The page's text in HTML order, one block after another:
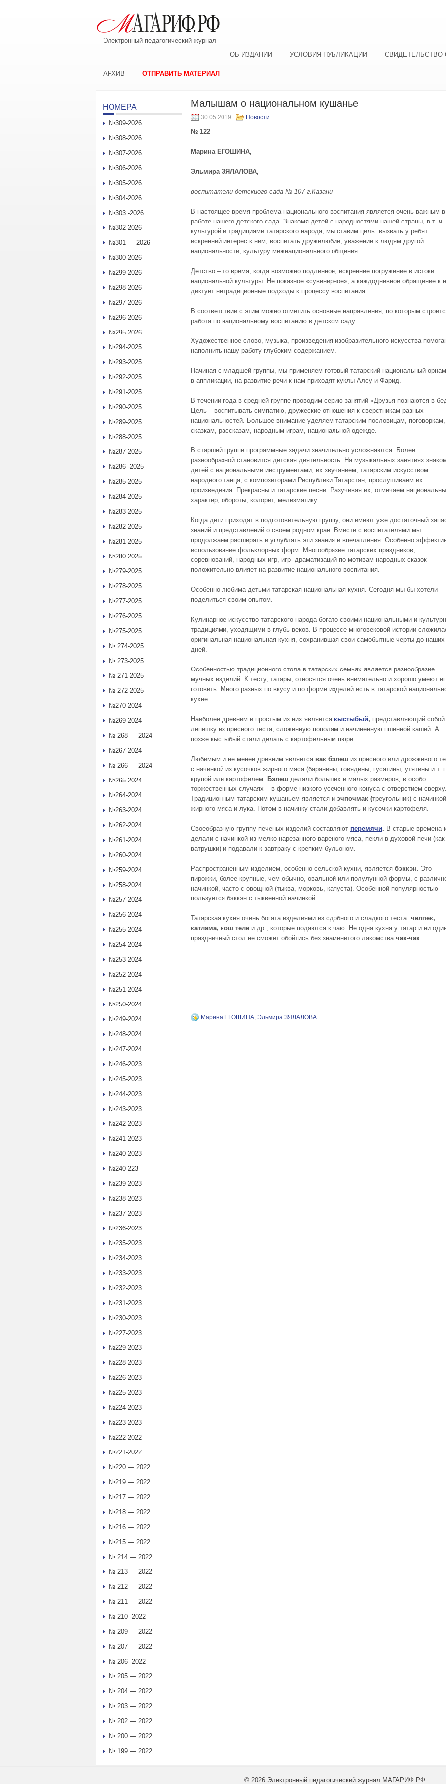
Электронный педагогический журнал
ОБ ИЗДАНИИ
УСЛОВИЯ ПУБЛИКАЦИИ СВИДЕТЕЛЬСТВО
АРХИВ ОТПРАВИТЬ МАТЕРИАЛ
Малышам о национальном кушанье
30.05.2019 Новости
№ 122
Марина ЕГОШИНА,
Эльмира ЗЯЛАЛОВА,
воспитатели детскиого сада № 107 г.Казани
В настоящее время проблема национального воспитания является очень важным в
работе нашего детского сада. Знакомя детей с народностями нашей страны, в т. ч.
культурой и традициями татарского народа, мы ставим цель: вызвать у ребят
искренний интерес к ним, воспитать дружелюбие, уважение к людям другой
национальности, культуру межнационального общения.
Детство – то время, когда возможно подлинное, искреннее погружение в истоки
национальной культуры. Не показное «сувенирное», а каждодневное обращение к
диктует нетрадиционные подходы к процессу воспитания.
В соответствии с этим можно отметить основные направления, по которым
работа по национальному воспитанию в детском саду.
Художественное слово, музыка, произведения изобразительного искусства
наполнить нашу работу глубоким содержанием.
Начиная с младшей группы, мы применяем готовый татарский национальный
в аппликации, на развитие речи к нам приходят куклы Алсу и Фарид.
В течении года в средней группе проводим серию занятий «Друзья познаются в
Цель – воспитывать симпатию, дружеские отношения к сверстникам разных
национальностей. Большое внимание уделяем татарским пословицам, поговоркам,
сказкам, рассказам, народным играм, национальной одежде.
В старшей группе программные задачи значительно усложняются. Более
разнообразной становится детская деятельность. На музыкальных занятиях
детей с национальными инструментами, их звучанием; татарским искусством
народного танца; с композиторами Республики Татарстан, прослушиваем их
произведения. Прекрасны и татарские песни. Разучивая их, отмечаем
характер, обороты, колорит, мелизматику.
Когда дети приходят в подготовительную группу, они имеют уже достаточный
знаний и представлений о своем родном крае. Вместе с воспитателями мы
продолжаем расширять и углублять эти знания и впечатления. Особенно
использование фольклорных форм. Многообразие татарских праздников,
соревнований, народных игр, игр- драматизаций по мотивам народных сказок
положительно влияет на развитие национального воспитания.
Особенно любима детьми татарская национальная кухня. Сегодня мы бы хотели
поделиться своим опытом.
Кулинарное искусство татарского народа богато своими национальными и
традициями, уходящими в глубь веков. В процессе многовековой истории
оригинальная национальная кухня, сохранившая свои самобытные черты до наших
дней.
Особенностью традиционного стола в татарских семьях является разнообразие
мучных изделий. К тесту, татары, относятся очень внимательно и хорошо умеют
готовить. Много разных по вкусу и по форме изделий есть в татарской
кухне.
Наиболее древним и простым из них является кыстыбый, представляющий собой
лепешку из пресного теста, сложенную пополам и начиненную пшенной кашей. А
позже кыстыбый стали делать с картофельным пюре.
Любимым и не менее древним является вак бэлеш из пресного или дрожжевого
с начинкой из кусочков жирного мяса (баранины, говядины, гусятины, утятины и т.
крупой или картофелем. Бэлеш делали больших и малых размеров, в особо
торжественных случаях – в форме низкого усеченного конуса с отверстием сверху.
Традиционным татарским кушаньем является и эчпочмак (треугольник) с
жирного мяса и лука. Потом в начинку стали добавлять и кусочки картофеля.
Своеобразную группу печеных изделий составляют перемячи. В старые времена
делали с начинкой из мелко нарезанного вареного мяса, пекли в духовой печи (как
ватрушки) и подавали к завтраку с крепким бульоном.
Распространенным изделием, особенно сельской кухни, является бэккэн. Это
пирожки, более крупные, чем обычно, овальной или полулунной формы, с
начинкой, часто с овощной (тыква, морковь, капуста). Особенной популярностью
пользуется бэккэн с тыквенной начинкой.
Татарская кухня очень богата изделиями из сдобного и сладкого теста: челпек,
катлама, кош теле и др., которые подаются к чаю. Не одна кухня у татар и ни
праздничный стол не сможет обойтись без знаменитого лакомства чак-чак.
Марина ЕГОШИНА, Эльмира ЗЯЛАЛОВА
НОМЕРА
№309-2026
№308-2026
№307-2026
№306-2026
№305-2026
№304-2026
№303 -2026
№302-2026
№301 — 2026
№300-2026
№299-2026
№298-2026
№297-2026
№296-2026
№295-2026
№294-2025
№293-2025
№292-2025
№291-2025
№290-2025
№289-2025
№288-2025
№287-2025
№286 -2025
№285-2025
№284-2025
№283-2025
№282-2025
№281-2025
№280-2025
№279-2025
№278-2025
№277-2025
№276-2025
№275-2025
№ 274-2025
№ 273-2025
№ 271-2025
№ 272-2025
№270-2024
№269-2024
№ 268 — 2024
№267-2024
№ 266 — 2024
№265-2024
№264-2024
№263-2024
№262-2024
№261-2024
№260-2024
№259-2024
№258-2024
№257-2024
№256-2024
№255-2024
№254-2024
№253-2024
№252-2024
№251-2024
№250-2024
№249-2024
№248-2024
№247-2024
№246-2023
№245-2023
№244-2023
№243-2023
№242-2023
№241-2023
№240-2023
№240-223
№239-2023
№238-2023
№237-2023
№236-2023
№235-2023
№234-2023
№233-2023
№232-2023
№231-2023
№230-2023
№227-2023
№229-2023
№228-2023
№226-2023
№225-2023
№224-2023
№223-2023
№222-2022
№221-2022
№220 — 2022
№219 — 2022
№217 — 2022
№218 — 2022
№216 — 2022
№215 — 2022
№ 214 — 2022
№ 213 — 2022
№ 212 — 2022
№ 211 — 2022
№ 210 -2022
№ 209 — 2022
№ 207 — 2022
№ 206 -2022
№ 205 — 2022
№ 204 — 2022
№ 203 — 2022
№ 202 — 2022
№ 200 — 2022
№ 199 — 2022
© 2026 Электронный педагогический журнал МАГАРИФ.РФ